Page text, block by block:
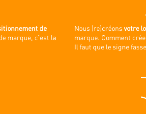
de
marque, c’est la
Nous (re)créonsvotre
marque. Comment
Il faut que le signe